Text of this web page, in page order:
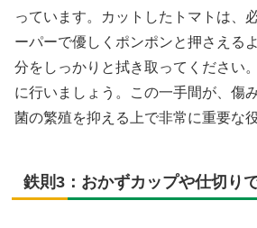
っています。カットしたトマトは、
ーパーで優しくポンポンと押さえる
分をしっかりと拭き取ってください
に行いましょう。この一手間が、傷
菌の繁殖を抑える上で非常に重要な
鉄則3：おかずカップや仕切り